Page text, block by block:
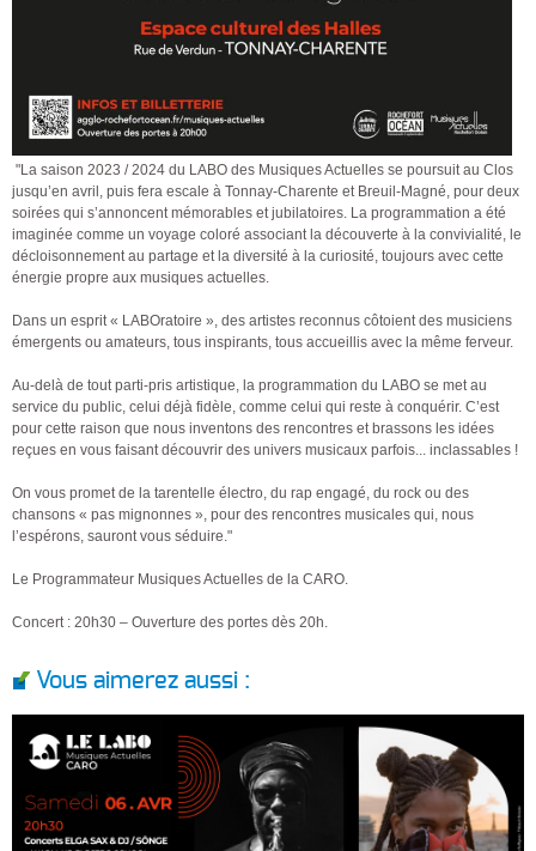
"La saison 2023 / 2024 du LABO des Musiques Actuelles se poursuit au Clos
jusqu’en avril, puis fera escale à Tonnay-Charente et Breuil-Magné, pour deux
soirées qui s’annoncent mémorables et jubilatoires. La programmation a été
imaginée comme un voyage coloré associant la découverte à la convivialité, le
décloisonnement au partage et la diversité à la curiosité, toujours avec cette
énergie propre aux musiques actuelles.
Dans un esprit « LABOratoire », des artistes reconnus côtoient des musiciens
émergents ou amateurs, tous inspirants, tous accueillis avec la même ferveur.
Au-delà de tout parti-pris artistique, la programmation du LABO se met au
service du public, celui déjà fidèle, comme celui qui reste à conquérir. C’est
pour cette raison que nous inventons des rencontres et brassons les idées
reçues en vous faisant découvrir des univers musicaux parfois... inclassables !
On vous promet de la tarentelle électro, du rap engagé, du rock ou des
chansons « pas mignonnes », pour des rencontres musicales qui, nous
l’espérons, sauront vous séduire."
Le Programmateur Musiques Actuelles de la CARO.
Concert : 20h30 – Ouverture des portes dès 20h.
Vous aimerez aussi :